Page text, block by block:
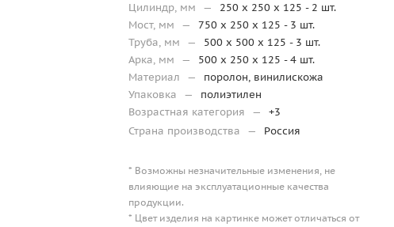
Цилиндр, мм
—
250 x 250 x 125 - 2 шт.
Мост, мм
—
750 x 250 x 125 - 3 шт.
Труба, мм
—
500 х 500 х 125 - 3 шт.
Арка, мм
—
500 х 250 х 125 - 4 шт.
Материал
—
поролон, винилискожа
Упаковка
—
полиэтилен
Возрастная категория
—
+3
Страна производства
— Россия
* Возможны незначительные изменения, не
влияющие на эксплуатационные качества
продукции.
* Цвет изделия на картинке может отличаться от